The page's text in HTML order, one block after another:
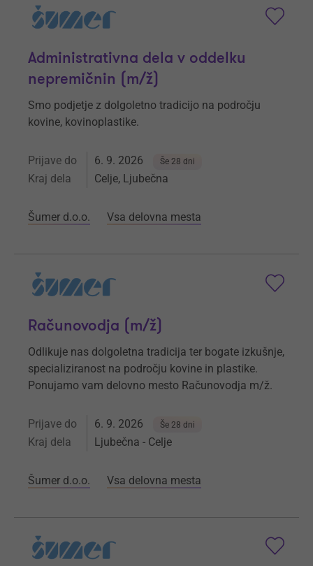
Administrativna dela v oddelku
nepremičnin (m/ž)
Smo podjetje z dolgoletno tradicijo na področju
kovine, kovinoplastike.
Prijave do 6. 9. 2026 Še 28 dni
Kraj dela Celje, Ljubečna
Šumer d.o.o. Vsa delovna mesta
Računovodja (m/ž)
Odlikuje nas dolgoletna tradicija ter bogate izkušnje,
specializiranost na področju kovine in plastike.
Ponujamo vam delovno mesto Računovodja m/ž.
Prijave do 6. 9. 2026 Še 28 dni
Kraj dela Ljubečna - Celje
Šumer d.o.o. Vsa delovna mesta